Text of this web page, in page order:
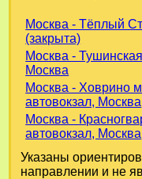
Москва - Тёплый
(закрыта)
Москва -
Москва
Москва - Ховрино
автовокзал, Москва
Москва -
автовокзал, Москва
Указаны
направлении и не